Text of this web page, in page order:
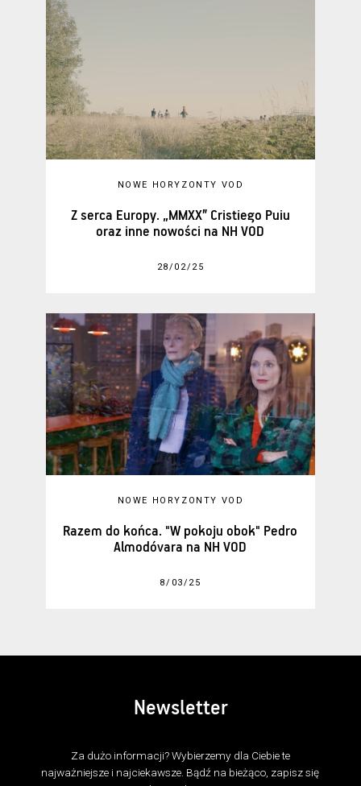
NOWE HORYZONTY VOD
Z serca Europy. „MMXX” Cristiego Puiu
oraz inne nowości na NH VOD
28/02/25
NOWE HORYZONTY VOD
Razem do końca. "W pokoju obok" Pedro
Almodóvara na NH VOD
8/03/25
Newsletter
Za dużo informacji? Wybierzemy dla Ciebie te
najważniejsze i najciekawsze. Bądź na bieżąco, zapisz się